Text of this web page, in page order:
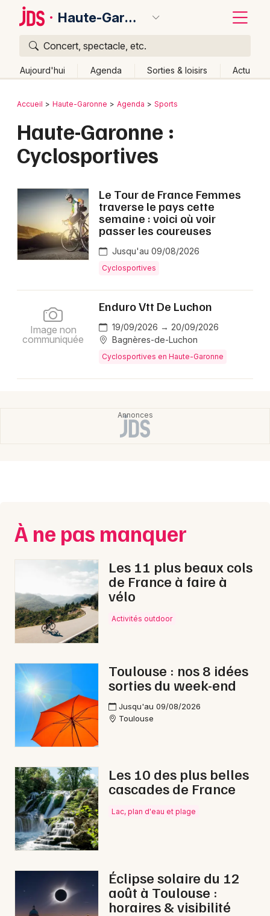
Haute-Garonne
Concert, spectacle, etc.
Aujourd'hui Agenda Sorties & loisirs Actu
Publier un événement
Activité & Expérience
Manifestations
Spectacles
Concerts
Soirées
Newsletter des sorties
Artistes en tournée
Magazine en Haute-Garonne
31 - Haute-Garonne
Choisir mes départements
Mon email
Je m'abonne
Bordeaux
Colmar
Lyon
Marseille
Mulhouse
Nice
Retour
Accueil Haute-Garonne Agenda Sports
Haute-Garonne :
Cyclosportives
Le Tour de France Femmes
traverse le pays cette
semaine : voici où voir
passer les coureuses
Jusqu'au 09/08/2026
Cyclosportives
Enduro Vtt De Luchon
19/09/2026 → 20/09/2026
Bagnères-de-Luchon
Cyclosportives en Haute-Garonne
Image non
communiquée
À ne pas manquer
Les 11 plus beaux cols
de France à faire à
vélo
Activités outdoor
Toulouse : nos 8 idées
sorties du week-end
Jusqu'au 09/08/2026
Toulouse
Les 10 des plus belles
cascades de France
Lac, plan d'eau et plage
Éclipse solaire du 12
août à Toulouse :
horaires & visibilité
Quoi ?
Où ?
Près de moi
Changer de lieu
Quand ?